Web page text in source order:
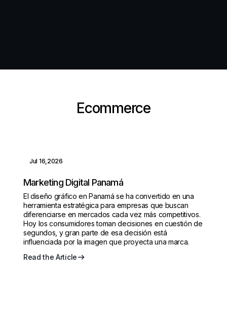
Ecommerce
Jul 16,2026
Marketing Digital Panamá
El diseño gráfico en Panamá se ha convertido en una
herramienta estratégica para empresas que buscan
diferenciarse en mercados cada vez más competitivos.
Hoy los consumidores toman decisiones en cuestión de
segundos, y gran parte de esa decisión está
influenciada por la imagen que proyecta una marca.
Read the Article